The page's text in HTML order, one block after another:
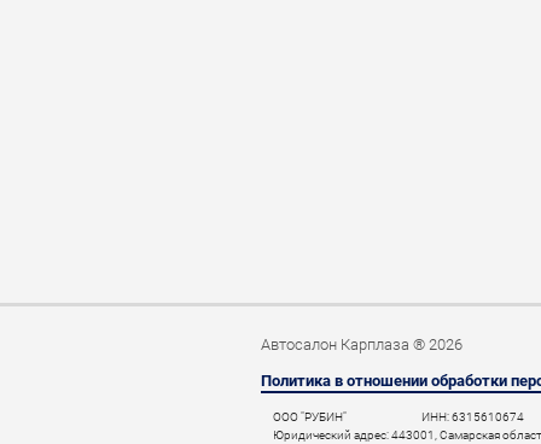
Автосалон Карплаза ® 2026
Политика в отношении обработки
ООО "РУБИН" ИНН: 6315610674
Юридический адрес: 443001, Самарская